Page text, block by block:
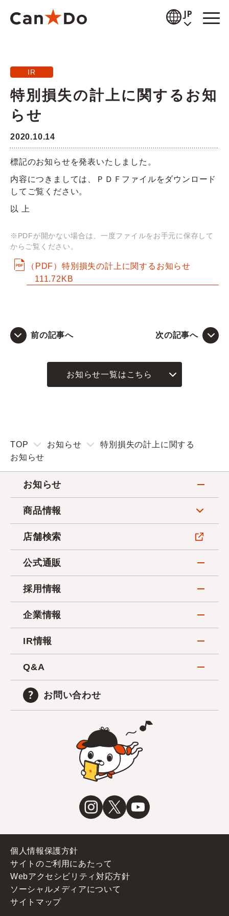
JP
お知らせ
商品情報
公式通販
採用情報
お問い合わせ
IR
特別損失の計上に関するお知
らせ
2020.10.14
標記のお知らせを発表いたしました。
内容につきましては、ＰＤＦファイルをダウンロード
してご覧ください。
以 上
※PDFが開かない場合は、一度ファイルをお手元に保存して
からご覧ください。
（PDF）特別損失の計上に関するお知らせ
111.72KB
前の記事へ 次の記事へ
お知らせ一覧はこちら
TOP お知らせ
特別損失の計上に関する
お知らせ
お知らせ
商品情報
店舗検索
公式通販
採用情報
企業情報
IR情報
Q&A
お問い合わせ
個人情報保護方針
サイトのご利用にあたって
Webアクセシビリティ対応方針
ソーシャルメディアについて
サイトマップ